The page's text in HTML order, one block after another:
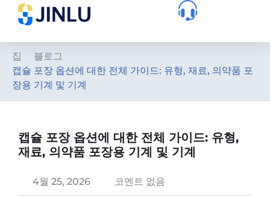
집
블로그
캡슐 포장 옵션에 대한 전체 가이드: 유형, 재료, 의약품 포
장용 기계 및 기계
캡슐 포장 옵션에 대한 전체 가이드: 유형,
재료, 의약품 포장용 기계 및 기계
4월 25, 2026
코멘트 없음